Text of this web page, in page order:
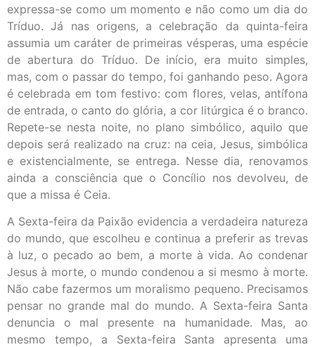
expressa-se como um momento e não como um dia do
Tríduo. Já nas origens, a celebração da quinta-feira
assumia um caráter de primeiras vésperas, uma espécie
de abertura do Tríduo. De início, era muito simples,
mas, com o passar do tempo, foi ganhando peso. Agora
é celebrada em tom festivo: com flores, velas, antífona
de entrada, o canto do glória, a cor litúrgica é o branco.
Repete-se nesta noite, no plano simbólico, aquilo que
depois será realizado na cruz: na ceia, Jesus, simbólica
e existencialmente, se entrega. Nesse dia, renovamos
ainda a consciência que o Concílio nos devolveu, de
que a missa é Ceia.
A Sexta-feira da Paixão evidencia a verdadeira natureza
do mundo, que escolheu e continua a preferir as trevas
à luz, o pecado ao bem, a morte à vida. Ao condenar
Jesus à morte, o mundo condenou a si mesmo à morte.
Não cabe fazermos um moralismo pequeno. Precisamos
pensar no grande mal do mundo. A Sexta-feira Santa
denuncia o mal presente na humanidade. Mas, ao
mesmo tempo, a Sexta-feira Santa apresenta uma